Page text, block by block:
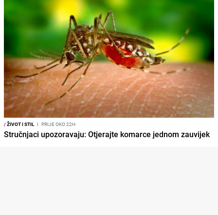
/ŽIVOT I STIL I PRIJE OKO 22H
Stručnjaci upozoravaju: Otjerajte komarce jednom zauvijek